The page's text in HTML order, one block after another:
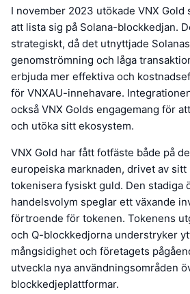
I november 2023 utökade VNX Gold
att lista sig på Solana-blockkedjan.
strategiskt, då det utnyttjade
genomströmning och låga
erbjuda mer effektiva och
för VNXAU-innehavare.
också VNX Golds engagemang för
och utöka sitt ekosystem.
VNX Gold har fått fotfäste både på
europeiska marknaden, drivet av
tokenisera fysiskt guld. Den stadiga
handelsvolym speglar ett växande
förtroende för tokenen. Tokenens
och Q-blockkedjorna understryker
mångsidighet och företagets
utveckla nya användningsområden
blockkedjeplattformar.